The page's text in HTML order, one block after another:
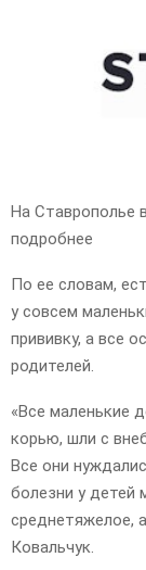
На Ставрополье
подробнее
По ее словам,
у совсем
прививку, а все
родителей.
«Все маленькие
корью, шли с
Все они
болезни у детей
среднетяжелое,
Ковальчук.